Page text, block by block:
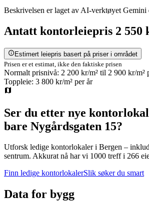
Beskrivelsen er laget av AI-verktøyet
Antatt kontorleiepris 2 550
Estimert leiepris basert på priser i området
Prisen er et estimat, ikke den faktiske prisen
Normalt prisnivå: 2 200 kr/m² til 2 900 kr/m²
Toppleie: 3 800 kr/m² per år
Ser du etter nye
bare Nygårdsgaten 15?
Utforsk ledige kontorlokaler i Bergen –
sentrum. Akkurat nå har vi 1000 treff i 266
Finn ledige kontorlokalerSlik søker du smart
Data for bygg